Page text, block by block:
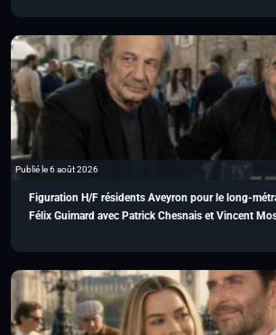
Publié le 6 août 2026
Figuration H/F résidents Aveyron pour le long-
Félix Guimard avec Patrick Chesnais et Vincent